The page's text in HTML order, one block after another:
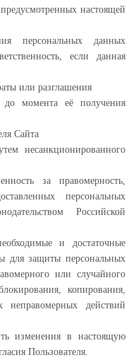
настоящей
персональных данных
если данная
или разглашения
до момента её получения
Сайта
несанкционированного
за правомерность,
персональных
Российской
и достаточные
для защиты персональных
или случайного
копирования,
действий
изменения в настоящую
Пользователя.